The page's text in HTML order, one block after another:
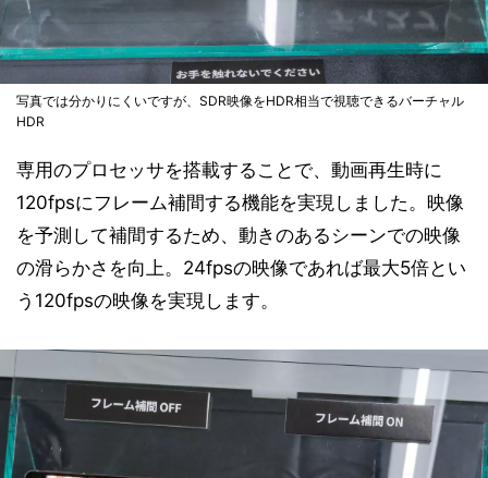
写真では分かりにくいですが、SDR映像をHDR相当で視聴できるバーチャル
HDR
専用のプロセッサを搭載することで、動画再生時に
120fpsにフレーム補間する機能を実現しました。映像
を予測して補間するため、動きのあるシーンでの映像
の滑らかさを向上。24fpsの映像であれば最大5倍とい
う120fpsの映像を実現します。